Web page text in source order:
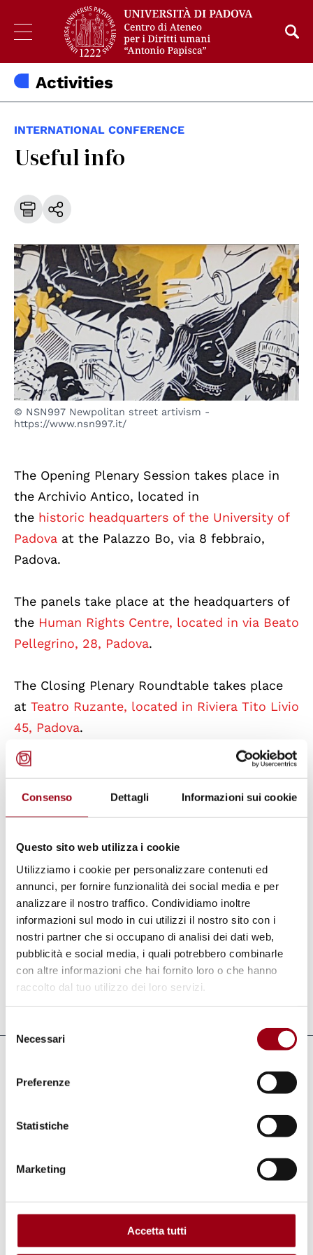
Consenso Dettagli Informazioni sui cookie
Questo sito web utilizza i cookie
Utilizziamo i cookie per personalizzare contenuti ed
annunci, per fornire funzionalità dei social media e per
analizzare il nostro traffico. Condividiamo inoltre
informazioni sul modo in cui utilizzi il nostro sito con i
nostri partner che si occupano di analisi dei dati web,
pubblicità e social media, i quali potrebbero combinarle
con altre informazioni che hai fornito loro o che hanno
raccolto dal tuo utilizzo dei loro servizi.
delNecessari
Preferenze
Statistiche
Marketing
Accetta tutti
Activities
INTERNATIONAL CONFERENCE
Useful info
© NSN997 Newpolitan street artivism -
https://www.nsn997.it/
The Opening Plenary Session takes place in
the Archivio Antico, located in
the historic headquarters of the University of
Padova at the Palazzo Bo, via 8 febbraio,
Padova.
The panels take place at the headquarters of
the Human Rights Centre, located in via Beato
Pellegrino, 28, Padova.
The Closing Plenary Roundtable takes place
at Teatro Ruzante, located in Riviera Tito Livio
45, Padova.
How to reach
Padova
https://www.unipd.it/en/coming-
Discover the city of
Padova:https://www.unipd.it/en/discovering-
padova
Suggested hotels for your accommodation
during the Conference:Housing facilities
Last update:17.10.2025
Read also
International Conference "Human Rights
Monitoring Reloaded: Inclusiveness,